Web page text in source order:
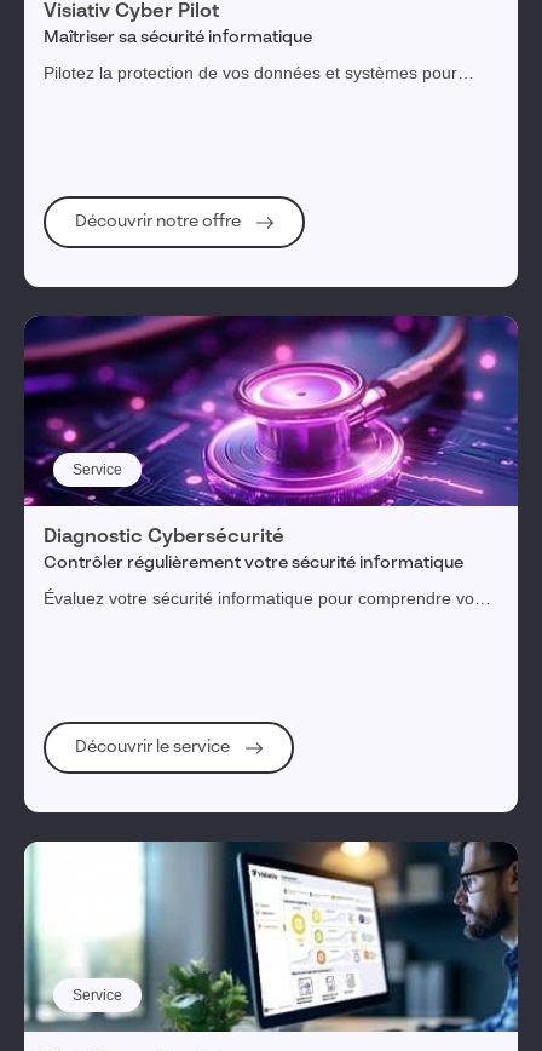
Visiativ Cyber Pilot
Maîtriser sa sécurité informatique
Pilotez la protection de vos données et systèmes pour
Découvrir notre offre
Service
Diagnostic Cybersécurité
Contrôler régulièrement votre sécurité informatique
Évaluez votre sécurité informatique pour comprendre vos
Découvrir le service
Service